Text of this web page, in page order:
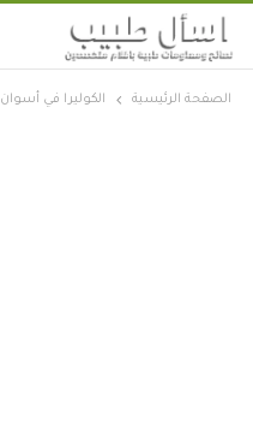
الصفحة الرئيسية الكوليرا في أسوان